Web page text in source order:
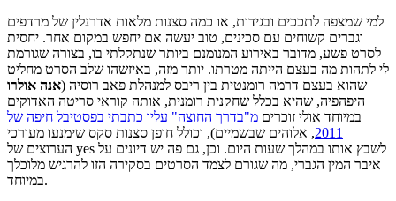
למי שמצפה לתככים ובגידות, או כמה סצנות מלאות אדרנלין של מרדפים
וגברים קשוחים עם סכינים, טוב יעשה אם יחפש במקום אחר. יחסית
לסרט פשע, מדובר באירוע המנומנם ביותר שנתקלתי בו, בצורה שגורמת
לי לתהות מה בעצם הייתה מטרתו. יותר מזה, באיזשהו שלב הסרט מחליט
שהוא בעצם דרמה רומנטית בין ריבס למנהלת פאב רוסיה (אנה אולרו
היפהפיה, שהיא בכלל שחקנית רומנית, אותה קוראי סריטה האדוקים
במיוחד אולי זוכרים מ"בדרך החוצה" עליו כתבתי בפסטיבל חיפה של
2011, אלוהים שבשמיים), וכולל חופן סצנות סקס שימנעו מעורכי
הערוצים של yes לשבץ אותו במהלך שעות היום. וכן, גם פה יש דיונים על
איבר המין הגברי, מה שגורם לצמד הסרטים בסקירה הזו להרגיש מלוכלך
במיוחד.